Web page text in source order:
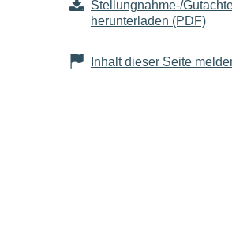
Stellungnahme-/
herunterladen (PDF)
Inhalt dieser Seite